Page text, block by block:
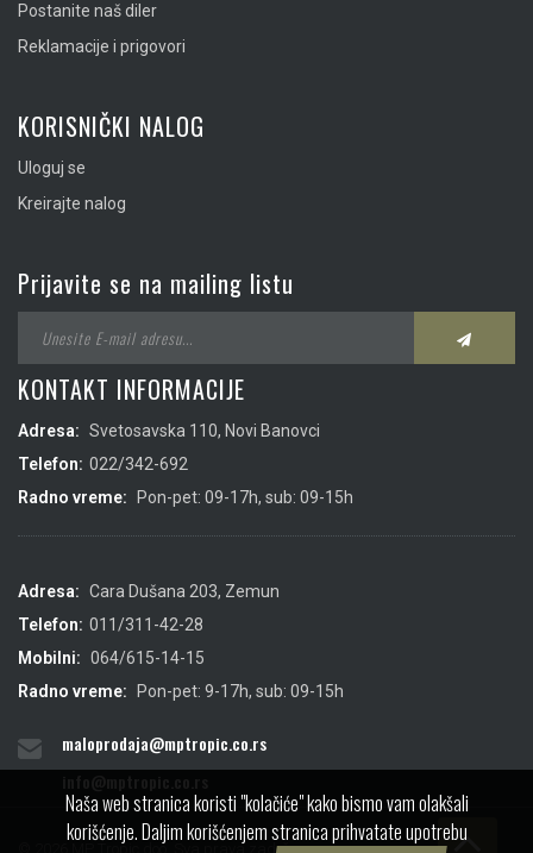
Postanite naš diler
Reklamacije i prigovori
KORISNIČKI NALOG
Uloguj se
Kreirajte nalog
Prijavite se na mailing listu
KONTAKT INFORMACIJE
Adresa: Svetosavska 110, Novi Banovci
Telefon: 022/342-692
Radno vreme:
Pon-pet: 09-17h, sub: 09-15h
Adresa: Cara Dušana 203, Zemun
Telefon: 011/311-42-28
Mobilni: 064/615-14-15
Radno vreme:
Pon-pet: 9-17h, sub: 09-15h
maloprodaja@mptropic.co.rs
© 2026 MP Tropic doo. Sva prava zadržana.
Naša web stranica koristi "kolačiće" kako bismo vam olakšali
korišćenje. Daljim korišćenjem stranica prihvatate upotrebu